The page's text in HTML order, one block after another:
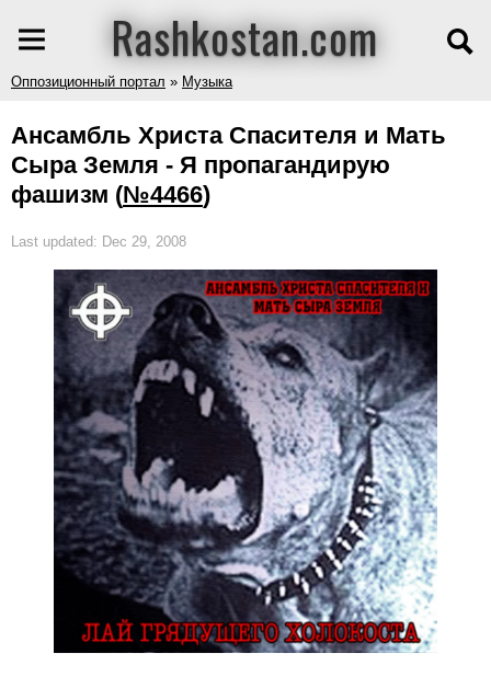
Rashkostan.com
Оппозиционный портал » Музыка
Ансамбль Христа Спасителя и Мать
Сыра Земля - Я пропагандирую
фашизм (№4466)
Last updated: Dec 29, 2008